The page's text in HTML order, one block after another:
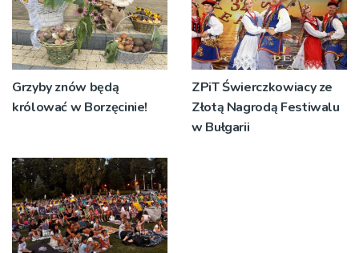
Grzyby znów będą
królować w Borzęcinie!
ZPiT Świerczkowiacy ze
Złotą Nagrodą Festiwalu
w Bułgarii